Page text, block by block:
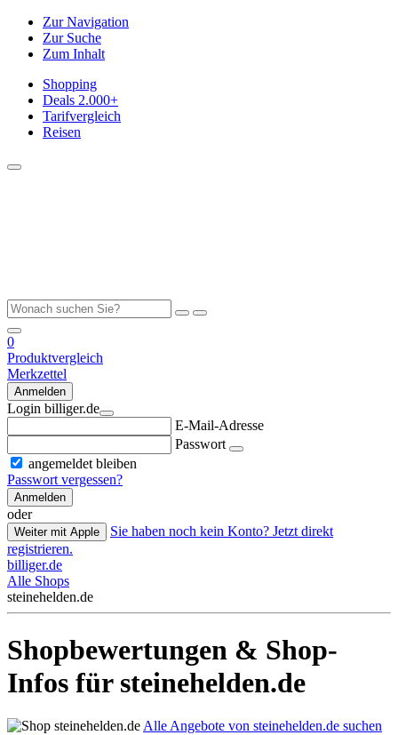
Zur Navigation
Zur Suche
Zum Inhalt
Shopping
Deals 2.000+
Tarifvergleich
Reisen
0
Produktvergleich
Merkzettel
Anmelden
Login billiger.de
E-Mail-Adresse
Passwort
angemeldet bleiben
Passwort vergessen?
Anmelden
oder
Weiter mit Apple
Sie haben noch kein Konto? Jetzt direkt
registrieren.
billiger.de
Alle Shops
steinehelden.de
Shopbewertungen & Shop-
Infos für steinehelden.de
Alle Angebote von steinehelden.de suchen